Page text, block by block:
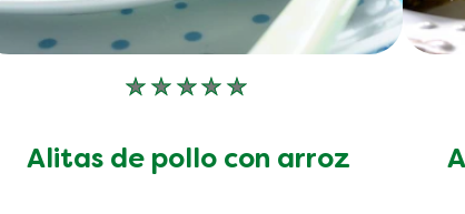
No
enviado
Alitas de pollo con arroz